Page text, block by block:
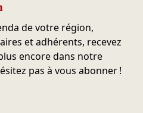
de votre région,
et adhérents, recevez
encore dans notre
pas à vous abonner !